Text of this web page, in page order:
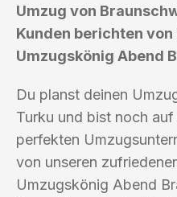
Umzug von
Kunden berichten
Umzugskönig Abend
Du planst deinen
Turku und bist noch
perfekten
von unseren
Umzugskönig Abend